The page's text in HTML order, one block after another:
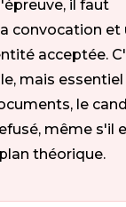
il faut
convocation et
acceptée.
mais essentiel
le
même s'il
théorique.